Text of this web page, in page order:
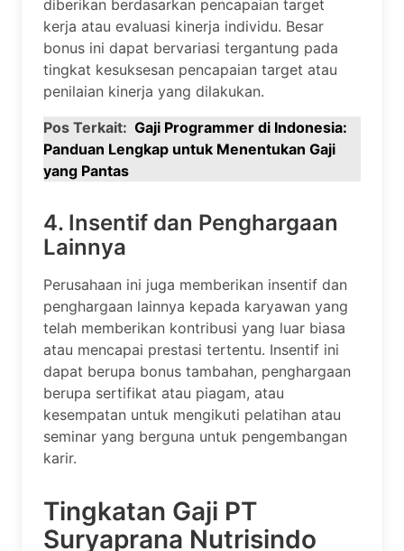
diberikan berdasarkan pencapaian target
kerja atau evaluasi kinerja individu. Besar
bonus ini dapat bervariasi tergantung pada
tingkat kesuksesan pencapaian target atau
penilaian kinerja yang dilakukan.
Pos Terkait: Gaji Programmer di Indonesia:
Panduan Lengkap untuk Menentukan Gaji
yang Pantas
4. Insentif dan Penghargaan
Lainnya
Perusahaan ini juga memberikan insentif dan
penghargaan lainnya kepada karyawan yang
telah memberikan kontribusi yang luar biasa
atau mencapai prestasi tertentu. Insentif ini
dapat berupa bonus tambahan, penghargaan
berupa sertifikat atau piagam, atau
kesempatan untuk mengikuti pelatihan atau
seminar yang berguna untuk pengembangan
karir.
Tingkatan Gaji PT
Suryaprana Nutrisindo